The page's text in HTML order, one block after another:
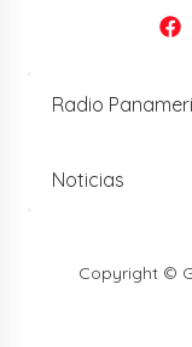
Radio
Noticias
Copyright ©